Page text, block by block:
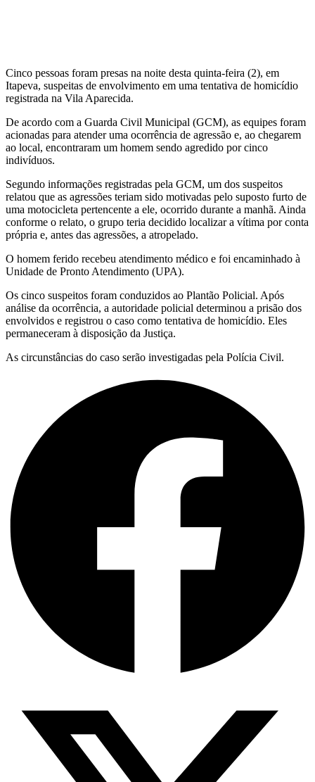
Cinco pessoas foram presas na noite desta quinta-feira (2), em
Itapeva, suspeitas de envolvimento em uma tentativa de homicídio
registrada na Vila Aparecida.
De acordo com a Guarda Civil Municipal (GCM), as equipes foram
acionadas para atender uma ocorrência de agressão e, ao chegarem
ao local, encontraram um homem sendo agredido por cinco
indivíduos.
Segundo informações registradas pela GCM, um dos suspeitos
relatou que as agressões teriam sido motivadas pelo suposto furto de
uma motocicleta pertencente a ele, ocorrido durante a manhã. Ainda
conforme o relato, o grupo teria decidido localizar a vítima por conta
própria e, antes das agressões, a atropelado.
O homem ferido recebeu atendimento médico e foi encaminhado à
Unidade de Pronto Atendimento (UPA).
Os cinco suspeitos foram conduzidos ao Plantão Policial. Após
análise da ocorrência, a autoridade policial determinou a prisão dos
envolvidos e registrou o caso como tentativa de homicídio. Eles
permaneceram à disposição da Justiça.
As circunstâncias do caso serão investigadas pela Polícia Civil.